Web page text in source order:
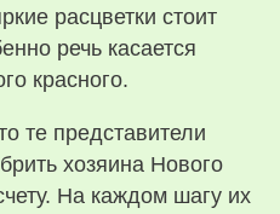
расцветки стоит
речь касается
красного.
те представители
хозяина Нового
На каждом шагу их